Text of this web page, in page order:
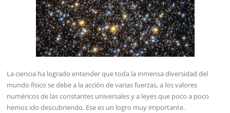
La ciencia ha logrado entender que toda la inmensa diversidad del
mundo físico se debe a la acción de varias fuerzas, a los valores
numéricos de las constantes universales y a leyes que poco a poco
hemos ido descubriendo. Ese es un logro muy importante.